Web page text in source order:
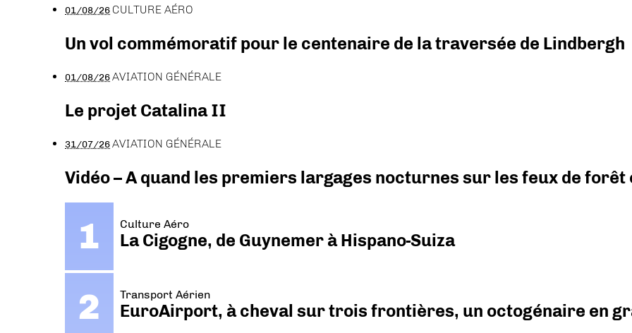
01/08/26 CULTURE AÉRO
Un vol commémoratif pour le centenaire de la traversée de Lindbergh
01/08/26AVIATION GÉNÉRALE
Le projet Catalina II
31/07/26AVIATION GÉNÉRALE
Vidéo – A quand les premiers largages nocturnes sur les feux de forêt
Culture Aéro
La Cigogne, de Guynemer à Hispano-Suiza
Transport Aérien
EuroAirport, à cheval sur trois frontières, un octogénaire en